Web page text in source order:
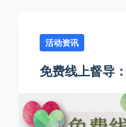
活动资讯
免费线上督导